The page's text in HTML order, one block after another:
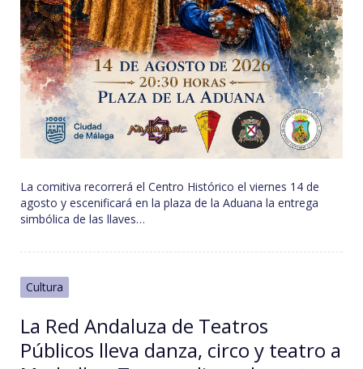
La comitiva recorrerá el Centro Histórico el viernes 14 de
agosto y escenificará en la plaza de la Aduana la entrega
simbólica de las llaves…
Cultura
La Red Andaluza de Teatros
Públicos lleva danza, circo y teatro a